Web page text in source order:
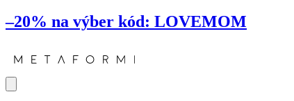
–20% na výber kód: LOVEMOM